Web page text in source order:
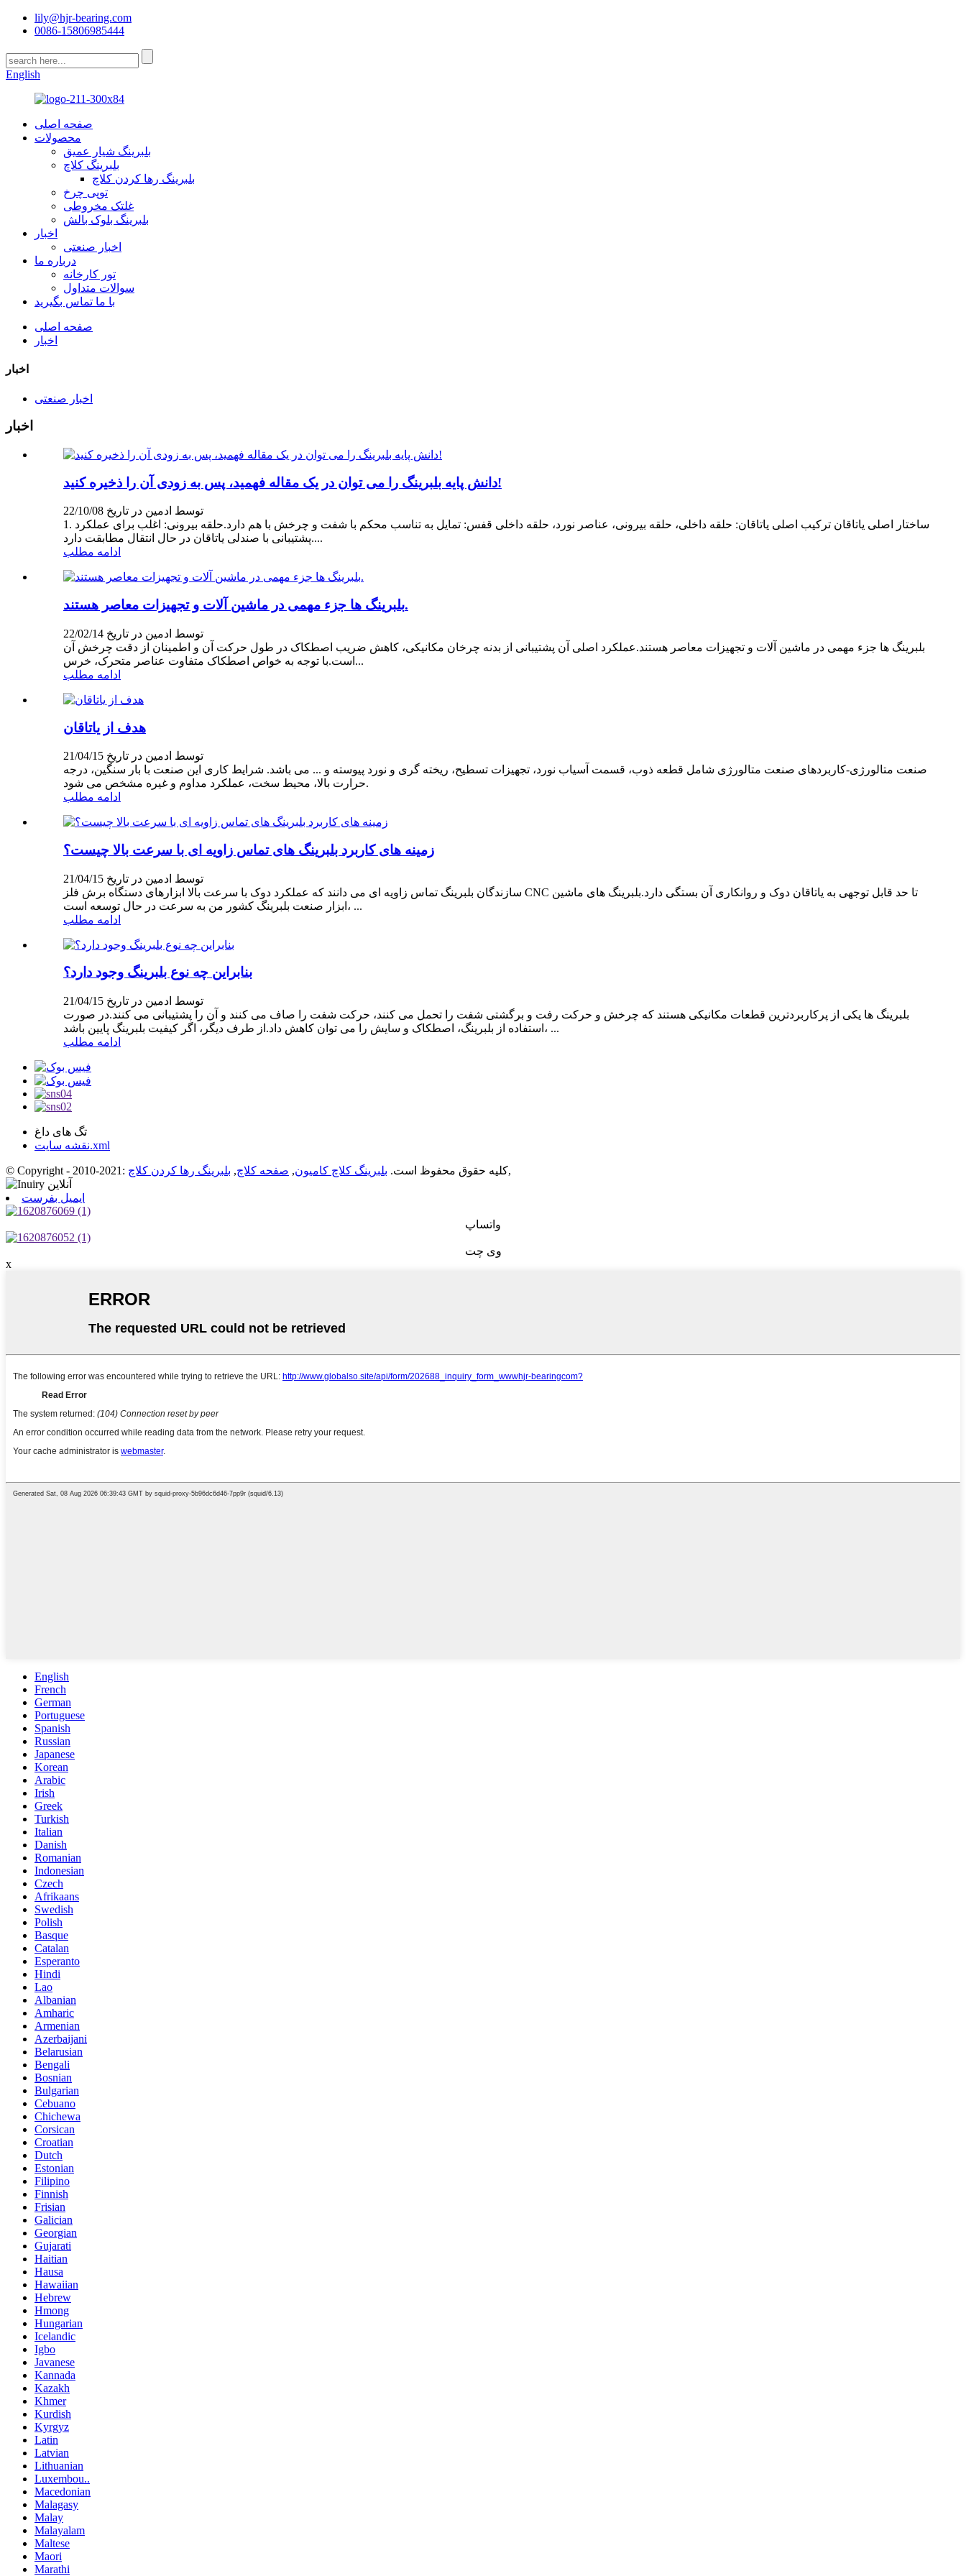
lily@hjr-bearing.com
0086-15806985444
English
صفحه اصلی
محصولات
بلبرینگ شیار عمیق
بلبرینگ کلاچ
بلبرینگ رها کردن کلاچ
توپی چرخ
غلتک مخروطی
بلبرینگ بلوک بالش
اخبار
اخبار صنعتی
درباره ما
تور کارخانه
سوالات متداول
با ما تماس بگیرید
صفحه اصلی
اخبار
اخبار
اخبار صنعتی
اخبار
دانش پایه بلبرینگ را می توان در یک مقاله فهمید، پس به زودی آن را ذخیره کنید!
توسط ادمین در تاریخ 22/10/08
1. ساختار اصلی یاتاقان ترکیب اصلی یاتاقان: حلقه داخلی، حلقه بیرونی، عناصر نورد، حلقه داخلی قفس: تمایل به تناسب محکم با شفت و چرخش با هم دارد.حلقه بیرونی: اغلب برای عملکرد
پشتیبانی با صندلی یاتاقان در حال انتقال مطابقت دارد....
ادامه مطلب
بلبرینگ ها جزء مهمی در ماشین آلات و تجهیزات معاصر هستند.
توسط ادمین در تاریخ 22/02/14
بلبرینگ ها جزء مهمی در ماشین آلات و تجهیزات معاصر هستند.عملکرد اصلی آن پشتیبانی از بدنه چرخان مکانیکی، کاهش ضریب اصطکاک در طول حرکت آن و اطمینان از دقت چرخش آن
است.با توجه به خواص اصطکاک متفاوت عناصر متحرک، خرس...
ادامه مطلب
هدف از یاتاقان
توسط ادمین در تاریخ 21/04/15
صنعت متالورژی-کاربردهای صنعت متالورژی شامل قطعه ذوب، قسمت آسیاب نورد، تجهیزات تسطیح، ریخته گری و نورد پیوسته و ... می باشد. شرایط کاری این صنعت با بار سنگین، درجه
حرارت بالا، محیط سخت، عملکرد مداوم و غیره مشخص می شود.
ادامه مطلب
زمینه های کاربرد بلبرینگ های تماس زاویه ای با سرعت بالا چیست؟
توسط ادمین در تاریخ 21/04/15
سازندگان بلبرینگ تماس زاویه ای می دانند که عملکرد دوک با سرعت بالا ابزارهای دستگاه برش فلز CNC تا حد قابل توجهی به یاتاقان دوک و روانکاری آن بستگی دارد.بلبرینگ های ماشین
ابزار صنعت بلبرینگ کشور من به سرعت در حال توسعه است، ...
ادامه مطلب
بنابراین چه نوع بلبرینگ وجود دارد؟
توسط ادمین در تاریخ 21/04/15
بلبرینگ ها یکی از پرکاربردترین قطعات مکانیکی هستند که چرخش و حرکت رفت و برگشتی شفت را تحمل می کنند، حرکت شفت را صاف می کنند و آن را پشتیبانی می کنند.در صورت
استفاده از بلبرینگ، اصطکاک و سایش را می توان کاهش داد.از طرف دیگر، اگر کیفیت بلبرینگ پایین باشد، ...
ادامه مطلب
تگ های داغ
نقشه سایت.xml
© Copyright - 2010-2021: کلیه حقوق محفوظ است. بلبرینگ کلاچ کامیون, صفحه کلاچ, بلبرینگ رها کردن کلاچ ,
ایمیل بفرست
واتساپ
وی چت
x
English
French
German
Portuguese
Spanish
Russian
Japanese
Korean
Arabic
Irish
Greek
Turkish
Italian
Danish
Romanian
Indonesian
Czech
Afrikaans
Swedish
Polish
Basque
Catalan
Esperanto
Hindi
Lao
Albanian
Amharic
Armenian
Azerbaijani
Belarusian
Bengali
Bosnian
Bulgarian
Cebuano
Chichewa
Corsican
Croatian
Dutch
Estonian
Filipino
Finnish
Frisian
Galician
Georgian
Gujarati
Haitian
Hausa
Hawaiian
Hebrew
Hmong
Hungarian
Icelandic
Igbo
Javanese
Kannada
Kazakh
Khmer
Kurdish
Kyrgyz
Latin
Latvian
Lithuanian
Luxembou..
Macedonian
Malagasy
Malay
Malayalam
Maltese
Maori
Marathi